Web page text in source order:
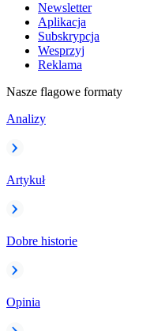
Newsletter
Aplikacja
Subskrypcja
Wesprzyj
Reklama
Nasze flagowe formaty
Analizy
Artykuł
Dobre historie
Opinia